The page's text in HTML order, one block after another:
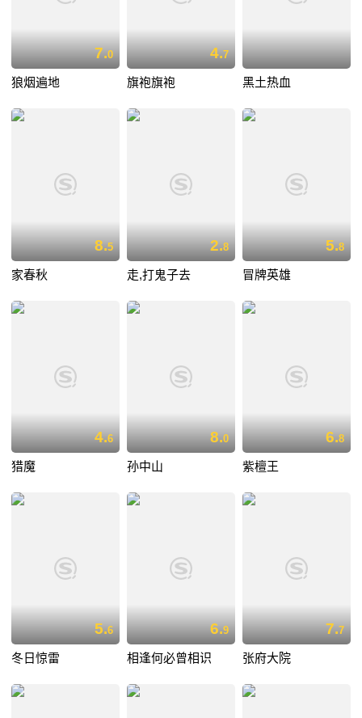
7.0
狼烟遍地
4.7
旗袍旗袍 黑土热血
8.5
家春秋
2.8
走,打鬼子去
5.8
冒牌英雄
4.6
猎魔
8.0
孙中山
6.8
紫檀王
5.6
冬日惊雷
6.9
相逢何必曾相识
7.7
张府大院